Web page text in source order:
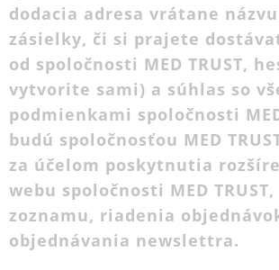
dodacia adresa vrátane
zásielky, či si prajete
od spoločnosti MED TRUST,
vytvorite sami) a súhlas so
podmienkami spoločnosti
budú spoločnosťou MED
za účelom poskytnutia
webu spoločnosti MED
zoznamu, riadenia
objednávania newslettra.